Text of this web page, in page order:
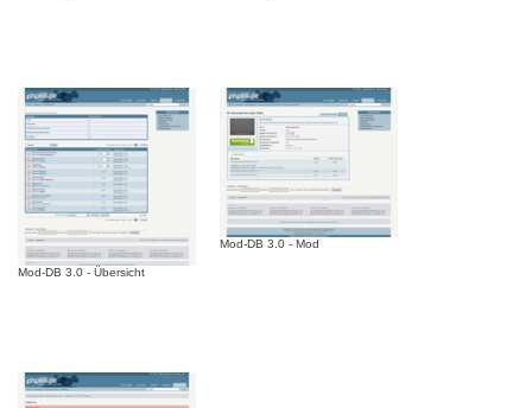
Mod-DB 3.0 - Übersicht
Mod-DB 3.0 - Mod